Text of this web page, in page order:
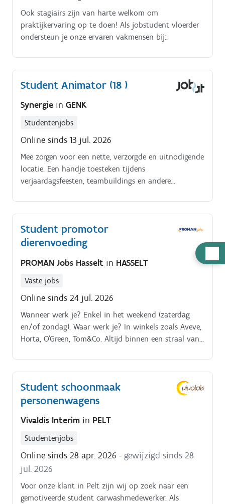
Ook stagiairs zijn van harte welkom om
praktijkervaring op te doen! Als jobstudent vloerder
ondersteun je onze ervaren vakmensen bij:.
Student Animator (18 )
Synergie in GENK
Studentenjobs
Online sinds 13 jul. 2026
Mee zorgen voor een nette, verzorgde en uitnodigende
locatie. Een handje toesteken tijdens
verjaardagsfeesten, teambuildings en andere
Student promotor
dierenvoeding
PROMAN Jobs Hasselt in HASSELT
Vaste jobs
Online sinds 24 jul. 2026
Wanneer werk je? Enkel in het weekend (zaterdag
en/of zondag). Waar werk je? In winkels zoals Aveve,
Horta, O’Green, Tom&Co. Altijd binnen een straal van
noodzakelijk
Student schoonmaak
personenwagens
Vivaldis Interim in PELT
Studentenjobs
Online sinds 28 apr. 2026 - gewijzigd sinds 28
jul. 2026
Voor onze klant in Pelt zijn wij op zoek naar een
gemotiveerde student carwashmedewerker. Als